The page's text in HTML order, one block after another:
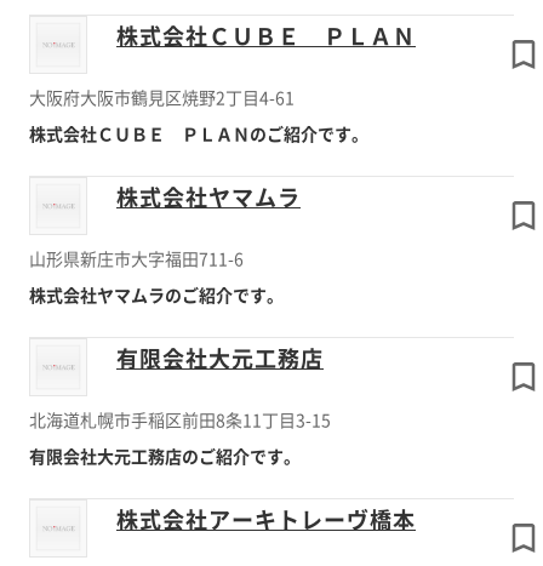
株式会社ＣＵＢＥ ＰＬＡＮ
大阪府大阪市鶴見区焼野2丁目4-61
株式会社ＣＵＢＥ ＰＬＡＮのご紹介です。
株式会社ヤマムラ
山形県新庄市大字福田711-6
株式会社ヤマムラのご紹介です。
有限会社大元工務店
北海道札幌市手稲区前田8条11丁目3-15
有限会社大元工務店のご紹介です。
株式会社アーキトレーヴ橋本